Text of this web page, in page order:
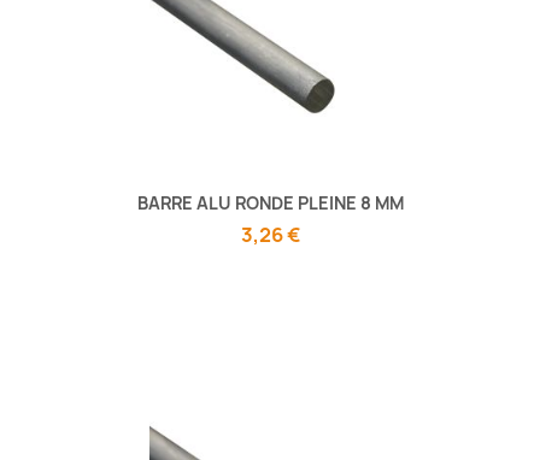
BARRE ALU RONDE PLEINE 8 MM
3,26 €